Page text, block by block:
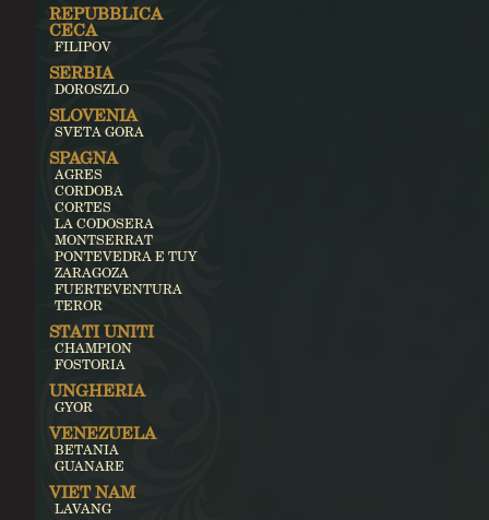
REPUBBLICA
CECA
FILIPOV
SERBIA
DOROSZLO
SLOVENIA
SVETA GORA
SPAGNA
AGRES
CORDOBA
CORTES
LA CODOSERA
MONTSERRAT
PONTEVEDRA E TUY
ZARAGOZA
FUERTEVENTURA
TEROR
STATI UNITI
CHAMPION
FOSTORIA
UNGHERIA
GYOR
VENEZUELA
BETANIA
GUANARE
VIET NAM
LAVANG